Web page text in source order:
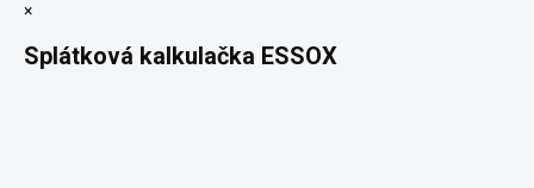
×
Splátková kalkulačka ESSOX